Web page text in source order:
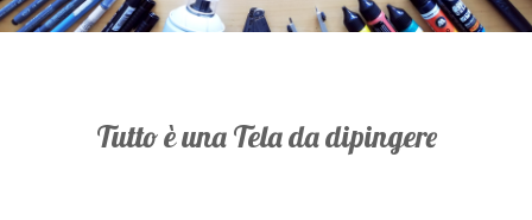
Tutto è una Tela da dipingere